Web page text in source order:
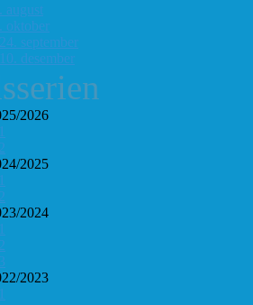
august
oktober
september
desember
2026
2025
2024
2023